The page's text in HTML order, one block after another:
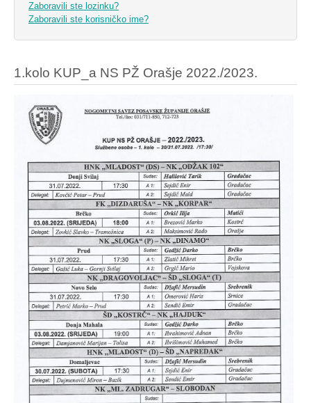
Zaboravili ste lozinku?
Zaboravili ste korisničko ime?
1.kolo KUP_a NS PŽ Orašje 2022./2023.